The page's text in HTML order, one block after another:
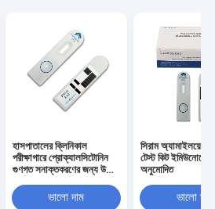
হাসপাতালের ক্লিনিকাল
পরীক্ষাগারে প্রোক্যালসিটোনিন
গুণগত সনাক্তকরণের জন্য উচ্চ
ভালো দাম
সিরাম অ্যামাইলয়েড
টেস্ট কিট ইমিউনোসে
অনুমোদিত
ভালো দাম